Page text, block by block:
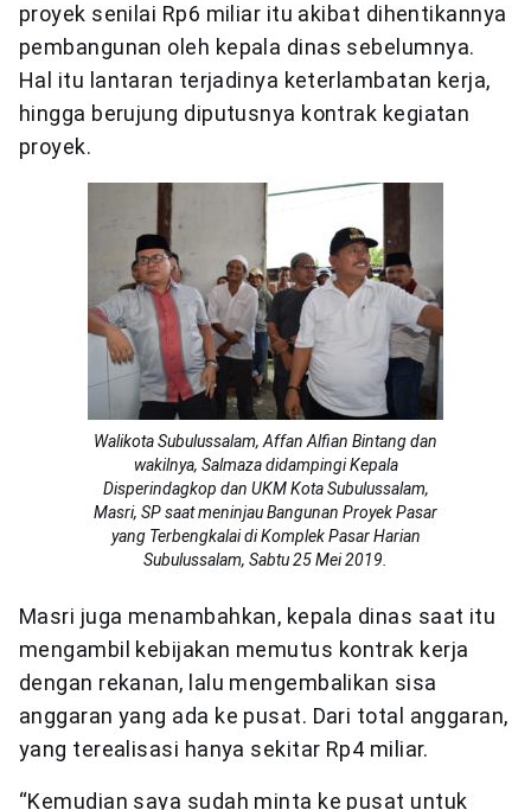
proyek senilai Rp6 miliar itu akibat dihentikannya
pembangunan oleh kepala dinas sebelumnya.
Hal itu lantaran terjadinya keterlambatan kerja,
hingga berujung diputusnya kontrak kegiatan
proyek.
Walikota Subulussalam, Affan Alfian Bintang dan
wakilnya, Salmaza didampingi Kepala
Disperindagkop dan UKM Kota Subulussalam,
Masri, SP saat meninjau Bangunan Proyek Pasar
yang Terbengkalai di Komplek Pasar Harian
Subulussalam, Sabtu 25 Mei 2019.
Masri juga menambahkan, kepala dinas saat itu
mengambil kebijakan memutus kontrak kerja
dengan rekanan, lalu mengembalikan sisa
anggaran yang ada ke pusat. Dari total anggaran,
yang terealisasi hanya sekitar Rp4 miliar.
“Kemudian saya sudah minta ke pusat untuk